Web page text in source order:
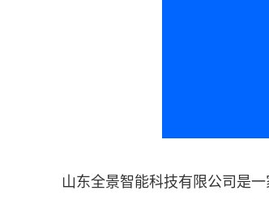
山东全景智能科技有限公司是一